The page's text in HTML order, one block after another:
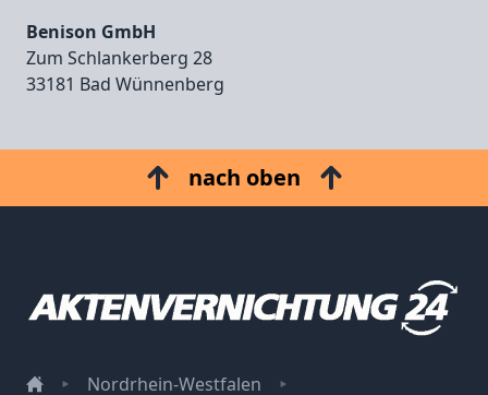
Benison GmbH
Zum Schlankerberg 28
33181 Bad Wünnenberg
nach oben
Nordrhein-Westfalen